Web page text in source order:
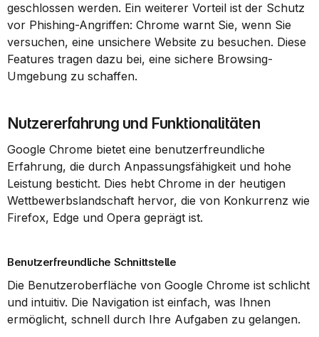
geschlossen werden. Ein weiterer Vorteil ist der Schutz
vor Phishing-Angriffen: Chrome warnt Sie, wenn Sie
versuchen, eine unsichere Website zu besuchen. Diese
Features tragen dazu bei, eine sichere Browsing-
Umgebung zu schaffen.
Nutzererfahrung und Funktionalitäten
Google Chrome bietet eine benutzerfreundliche
Erfahrung, die durch Anpassungsfähigkeit und hohe
Leistung besticht. Dies hebt Chrome in der heutigen
Wettbewerbslandschaft hervor, die von Konkurrenz wie
Firefox, Edge und Opera geprägt ist.
Benutzerfreundliche Schnittstelle
Die Benutzeroberfläche von Google Chrome ist schlicht
und intuitiv. Die Navigation ist einfach, was Ihnen
ermöglicht, schnell durch Ihre Aufgaben zu gelangen.